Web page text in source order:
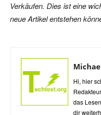
Verkäufen. Dies ist eine
neue Artikel entstehen
Hi, hier
das
dir